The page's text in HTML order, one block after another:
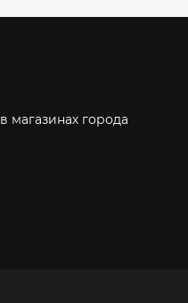
магазинах города